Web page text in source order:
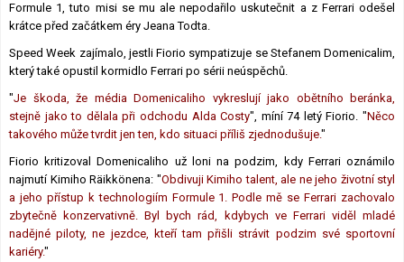
Formule 1, tuto misi se mu ale nepodařilo uskutečnit a z Ferrari odešel
krátce před začátkem éry Jeana Todta.
Speed Week zajímalo, jestli Fiorio sympatizuje se Stefanem Domenicalim,
který také opustil kormidlo Ferrari po sérii neúspěchů.
"Je škoda, že média Domenicaliho vykreslují jako obětního beránka,
stejně jako to dělala při odchodu Alda Costy", míní 74 letý Fiorio. "Něco
takového může tvrdit jen ten, kdo situaci příliš zjednodušuje."
Fiorio kritizoval Domenicaliho už loni na podzim, kdy Ferrari oznámilo
najmutí Kimiho Räikkönena: "Obdivuji Kimiho talent, ale ne jeho životní styl
a jeho přístup k technologiím Formule 1. Podle mě se Ferrari zachovalo
zbytečně konzervativně. Byl bych rád, kdybych ve Ferrari viděl mladé
nadějné piloty, ne jezdce, kteří tam přišli strávit podzim své sportovní
kariéry."